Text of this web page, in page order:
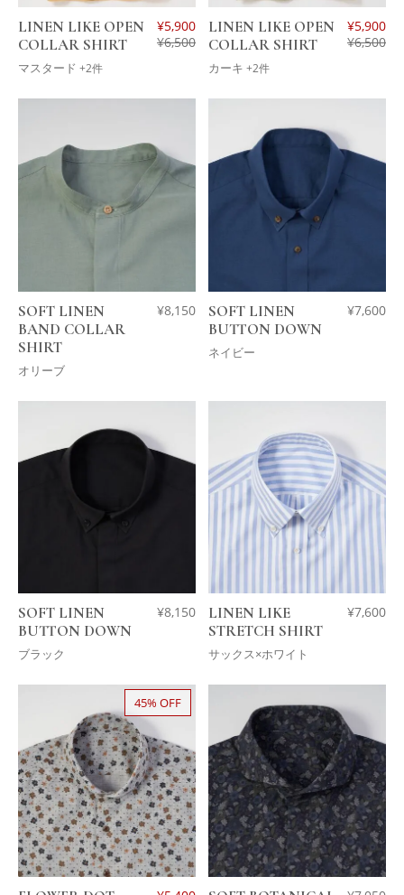
LINEN LIKE OPEN
COLLAR SHIRT
マスタード +2件
¥5,900
¥6,500
LINEN LIKE OPEN
COLLAR SHIRT
カーキ +2件
¥5,900
¥6,500
SOFT LINEN
BAND COLLAR
SHIRT
オリーブ
¥8,150
SOFT LINEN
BUTTON DOWN
ネイビー
¥7,600
SOFT LINEN
BUTTON DOWN
ブラック
¥8,150
LINEN LIKE
STRETCH SHIRT
サックス×ホワイト
¥7,600
45% OFF